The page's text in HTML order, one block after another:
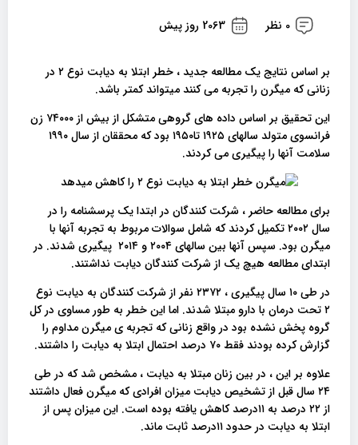
0 نظر 2063 روز پیش
بر اساس نتایج یک مطالعه جدید ، خطر ابتلا به دیابت نوع ۲ در
زنانی که میگرن را تجربه می کنند میتواند کمتر باشد.
این تحقیق بر اساس داده های گروهی متشکل از بیش از ۷۴۰۰۰ زن
فرانسوی متولد سالهای ۱۹۲۵ تا۱۹۵۰ بود که محققان از سال ۱۹۹۰
سلامت آنها را پیگیری می کردند.
برای مطالعه حاضر ، شرکت کنندگان در ابتدا یک پرسشنامه را در
سال ۲۰۰۲ تکمیل کردند که شامل سوالات مربوط به تجربه آنها با
میگرن بود. سپس آنها بین سالهای ۲۰۰۴ و ۲۰۱۴ پیگیری شدند. در
ابتدای مطالعه هیچ یک از شرکت کنندگان دیابت نداشتند.
در طی ۱۰ سال پیگیری ، ۲۳۷۲ نفر از شرکت کنندگان به دیابت نوع
۲ تحت درمان با دارو مبتلا شدند. اما این خطر به طور مساوی در کل
گروه پخش نشده بود در واقع زنانی که تجربه ی میگرن مداوم را
گزارش کرده بودند فقط ۷۰ درصد احتمال ابتلا به دیابت را داشتند.
علاوه بر این ، در بین زنان مبتلا به دیابت ، مشخص شد که در طی
۲۴ سال قبل از تشخیص دیابت میزان افرادی که میگرن فعال داشتند
از ۲۲ درصد به ۱۱درصد کاهش یافته بوده است. این میزان پس از
ابتلا به دیابت در حدود ۱۱درصد ثابت ماند.